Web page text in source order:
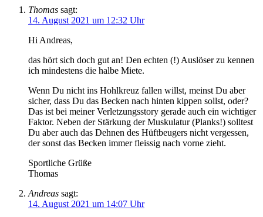
Thomas sagt:
14. August 2021 um 12:32 Uhr
Hi Andreas,
das hört sich doch gut an! Den echten (!) Auslöser zu kennen
ich mindestens die halbe Miete.
Wenn Du nicht ins Hohlkreuz fallen willst, meinst Du aber
sicher, dass Du das Becken nach hinten kippen sollst, oder?
Das ist bei meiner Verletzungsstory gerade auch ein wichtiger
Faktor. Neben der Stärkung der Muskulatur (Planks!) solltest
Du aber auch das Dehnen des Hüftbeugers nicht vergessen,
der sonst das Becken immer fleissig nach vorne zieht.
Sportliche Grüße
Thomas
Andreas sagt:
14. August 2021 um 14:07 Uhr